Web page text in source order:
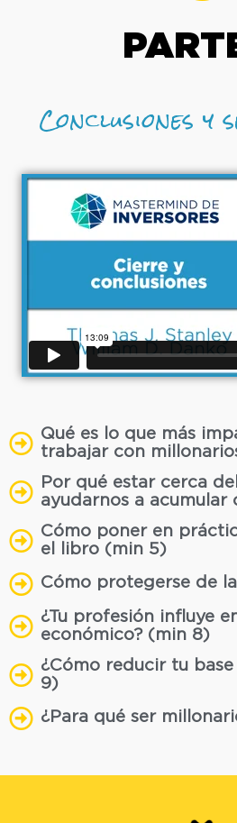
Conclusiones y
Qué es lo que más
trabajar con
Por qué estar cerca
ayudarnos a acumular
Cómo poner en
el libro (min 5)
Cómo protegerse de
¿Tu profesión influye
económico? (min 8)
¿Cómo reducir tu
9)
¿Para qué ser